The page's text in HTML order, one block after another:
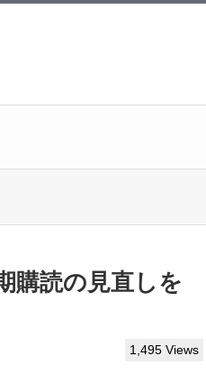
購読の見直しを
1,495 Views